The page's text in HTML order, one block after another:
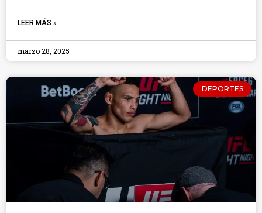
LEER MÁS »
marzo 28, 2025
DEPORTES